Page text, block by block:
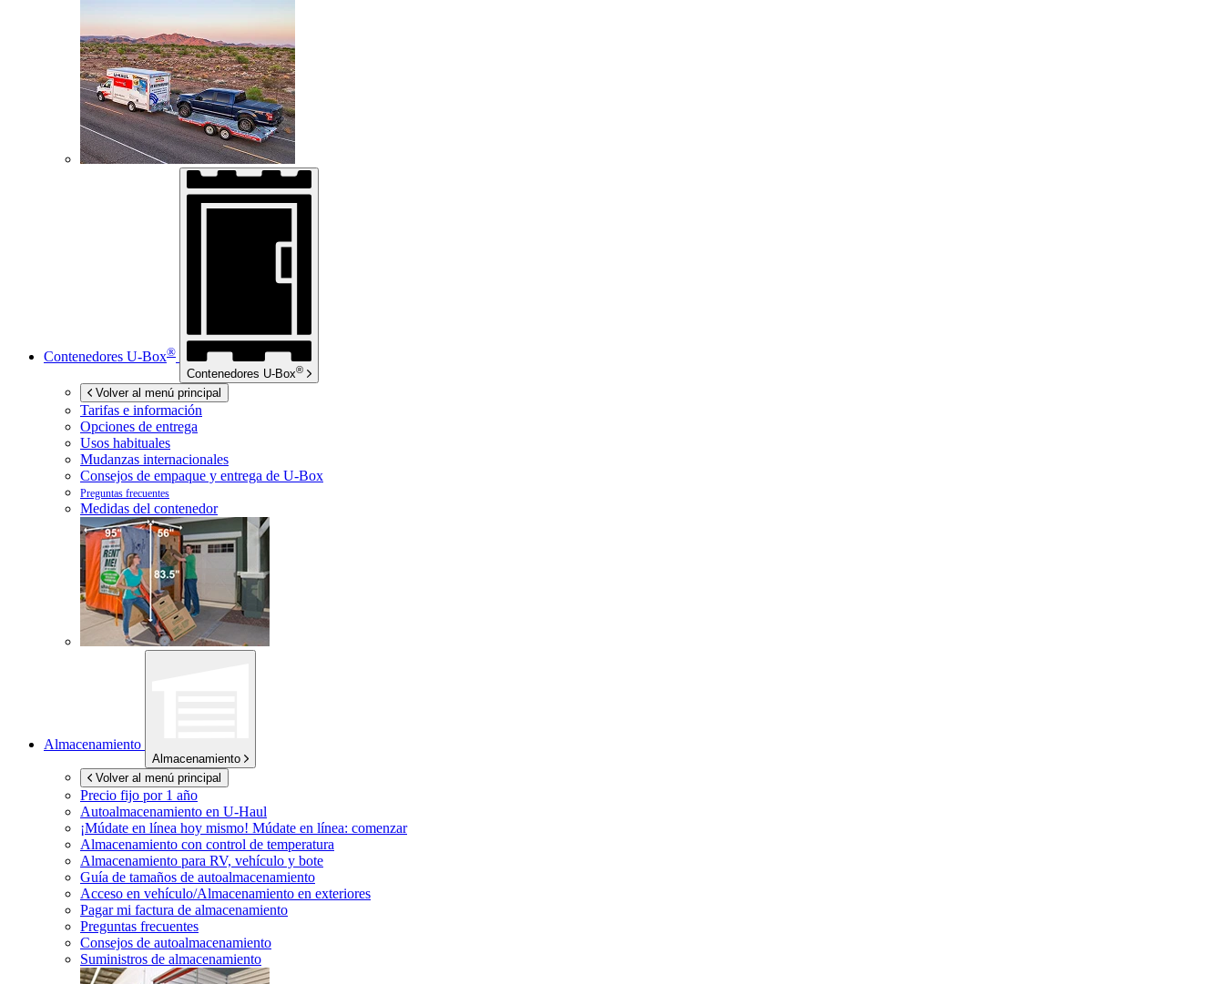
Contenedores U-Box®
Contenedores U-Box®
Volver al menú principal
Tarifas e información
Opciones de entrega
Usos habituales
Mudanzas internacionales
Consejos de empaque y entrega de U-Box
Preguntas frecuentes
Medidas del contenedor
Almacenamiento
Almacenamiento
Volver al menú principal
Precio fijo por 1 año
Autoalmacenamiento en U-Haul
¡Múdate en línea hoy mismo! Múdate en línea: comenzar
Almacenamiento con control de temperatura
Almacenamiento para RV, vehículo y bote
Guía de tamaños de autoalmacenamiento
Acceso en vehículo/Almacenamiento en exteriores
Pagar mi factura de almacenamiento
Preguntas frecuentes
Consejos de autoalmacenamiento
Suministros de almacenamiento